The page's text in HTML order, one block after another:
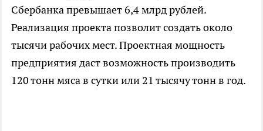
Сбербанка превышает 6,4 млрд рублей.
Реализация проекта позволит создать около
тысячи рабочих мест. Проектная мощность
предприятия даст возможность производить
120 тонн мяса в сутки или 21 тысячу тонн в год.